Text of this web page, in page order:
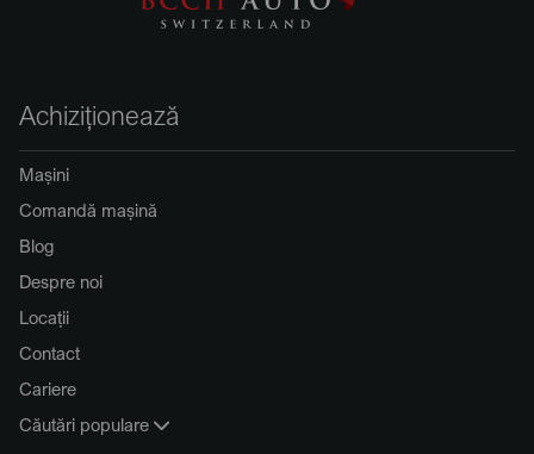
Achiziționează
Mașini
Comandă mașină
Blog
Despre noi
Locații
Contact
Cariere
Căutări populare